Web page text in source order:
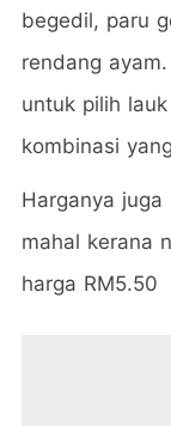
begedil, paru
rendang
untuk pilih
kombinasi
Harganya
mahal kerana
harga RM5.50